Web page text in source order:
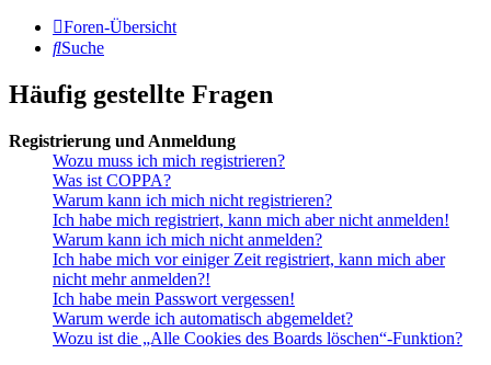
Foren-Übersicht
Suche
Häufig gestellte Fragen
Registrierung und Anmeldung
Wozu muss ich mich registrieren?
Was ist COPPA?
Warum kann ich mich nicht registrieren?
Ich habe mich registriert, kann mich aber nicht anmelden!
Warum kann ich mich nicht anmelden?
Ich habe mich vor einiger Zeit registriert, kann mich aber
nicht mehr anmelden?!
Ich habe mein Passwort vergessen!
Warum werde ich automatisch abgemeldet?
Wozu ist die „Alle Cookies des Boards löschen“-Funktion?